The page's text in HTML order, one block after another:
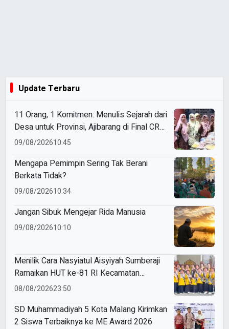
Update Terbaru
11 Orang, 1 Komitmen: Menulis Sejarah dari
Desa untuk Provinsi, Ajibarang di Final CRM
2026
09/08/202610:45
Mengapa Pemimpin Sering Tak Berani
Berkata Tidak?
09/08/202610:34
Jangan Sibuk Mengejar Rida Manusia
09/08/202610:10
Menilik Cara Nasyiatul Aisyiyah Sumberaji
Ramaikan HUT ke-81 RI Kecamatan
Sukodadi
08/08/202623:50
SD Muhammadiyah 5 Kota Malang Kirimkan
2 Siswa Terbaiknya ke ME Award 2026